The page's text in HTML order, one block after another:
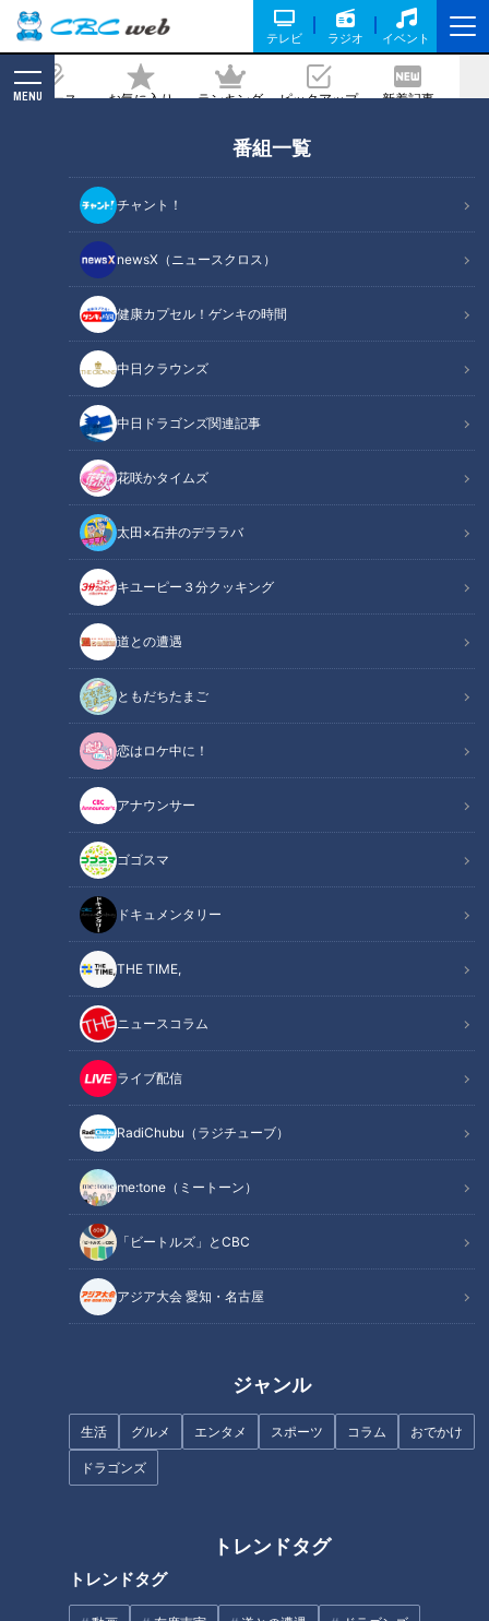
テレビ ラジオ イベント
ニュース お気に入り ランキング ピックアップ 新着記事
MENU
番組一覧
チャント！
newsX（ニュースクロス）
健康カプセル！ゲンキの時間
中日クラウンズ
中日ドラゴンズ関連記事
花咲かタイムズ
太田×石井のデララバ
キユーピー３分クッキング
道との遭遇
ともだちたまご
恋はロケ中に！
アナウンサー
ゴゴスマ
ドキュメンタリー
THE TIME,
ニュースコラム
ライブ配信
RadiChubu（ラジチューブ）
me:tone（ミートーン）
「ビートルズ」とCBC
アジア大会 愛知・名古屋
ジャンル
生活 グルメ エンタメ スポーツ コラム おでかけ
ドラゴンズ
トレンドタグ
トレンドタグ
ルム太陽電池」で街全体を発電所に
記事に戻る
CBCテレビ：画像 『チャント！』
この記事の画像
この記事を見たあなたへのおすすめ
ステイホームで嫌なニオイ
に！？夏の体臭対策2020
部屋干し・収納・家事のストレ
スを解決！？ニトリ店員が本気
で押す「ニトリ」の神アイテム
「日本は熱帯」緊急搬送の“ビッ
グデータ”で熱中症を防ぐ！？